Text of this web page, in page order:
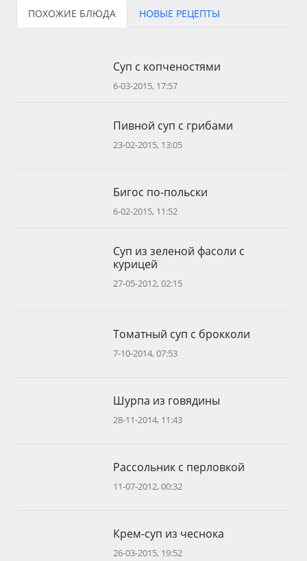
ПОХОЖИЕ БЛЮДА НОВЫЕ РЕЦЕПТЫ
Суп с копченостями
6-03-2015, 17:57
Пивной суп с грибами
23-02-2015, 13:05
Бигос по-польски
6-02-2015, 11:52
Суп из зеленой фасоли с
курицей
27-05-2012, 02:15
Томатный суп с брокколи
7-10-2014, 07:53
Шурпа из говядины
28-11-2014, 11:43
Рассольник с перловкой
11-07-2012, 00:32
Крем-суп из чеснока
26-03-2015, 19:52